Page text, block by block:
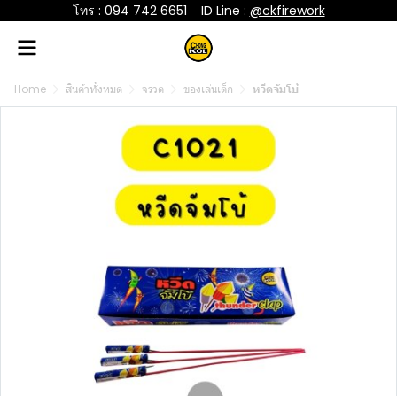
โทร : 094 742 6651 ID Line : @ckfirework
Home สินค้าทั้งหมด จรวด ของเล่นเด็ก หวีดจัมโบ้